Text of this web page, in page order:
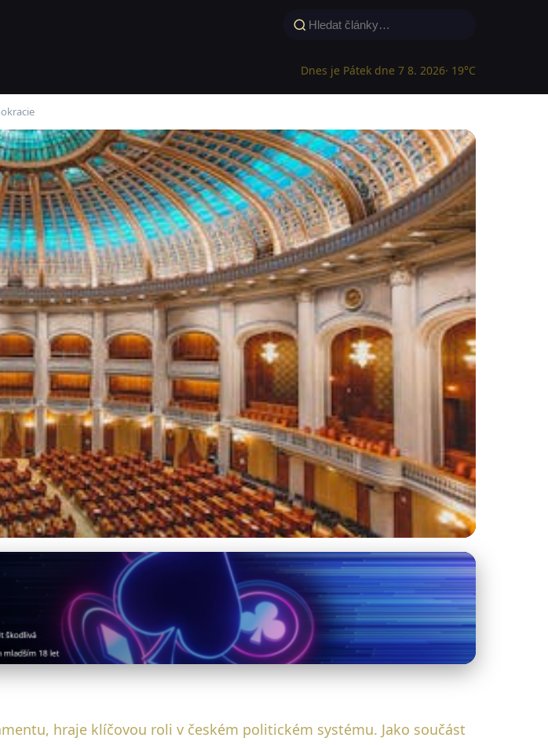
Dnes je Pátek dne 7 8. 2026· 19°C
Stabilita a demokracie
hraje klíčovou roli v českém politickém systému. Jako součást